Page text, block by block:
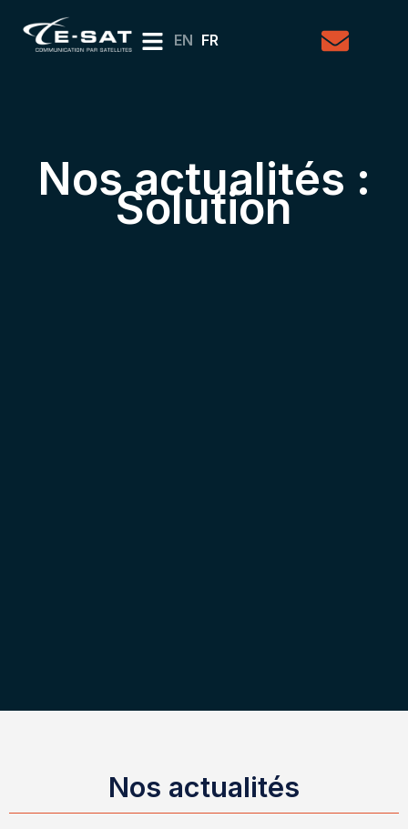
EN FR
Nos actualités :
Solution
Nos actualités